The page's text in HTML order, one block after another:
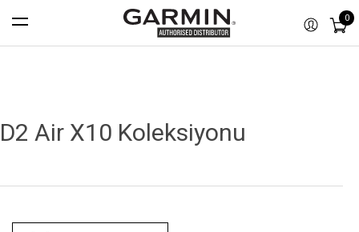
0
D2 Air X10 Koleksiyonu